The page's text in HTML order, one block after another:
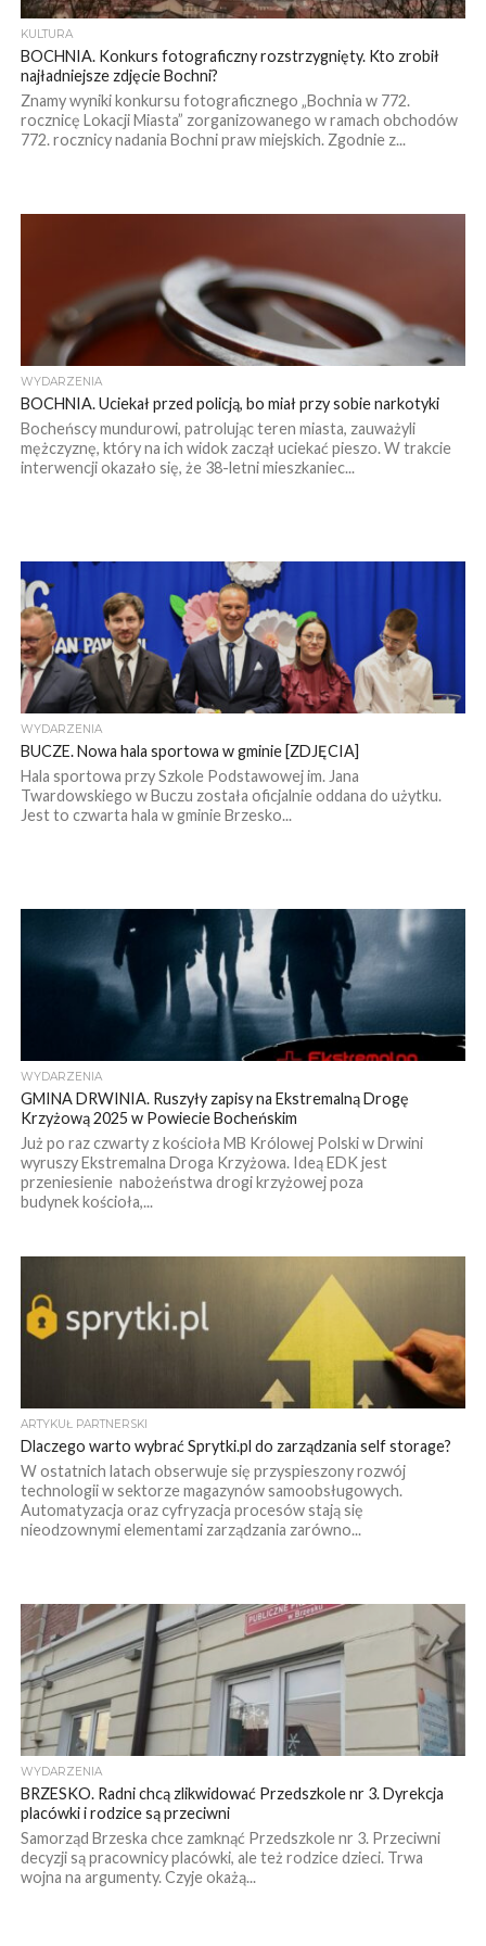
KULTURA
BOCHNIA. Konkurs fotograficzny rozstrzygnięty. Kto zrobił
najładniejsze zdjęcie Bochni?
Znamy wyniki konkursu fotograficznego „Bochnia w 772.
rocznicę Lokacji Miasta” zorganizowanego w ramach obchodów
772. rocznicy nadania Bochni praw miejskich. Zgodnie z...
WYDARZENIA
BOCHNIA. Uciekał przed policją, bo miał przy sobie narkotyki
Bocheńscy mundurowi, patrolując teren miasta, zauważyli
mężczyznę, który na ich widok zaczął uciekać pieszo. W trakcie
interwencji okazało się, że 38-letni mieszkaniec...
WYDARZENIA
BUCZE. Nowa hala sportowa w gminie [ZDJĘCIA]
Hala sportowa przy Szkole Podstawowej im. Jana
Twardowskiego w Buczu została oficjalnie oddana do użytku.
Jest to czwarta hala w gminie Brzesko...
WYDARZENIA
GMINA DRWINIA. Ruszyły zapisy na Ekstremalną Drogę
Krzyżową 2025 w Powiecie Bocheńskim
Już po raz czwarty z kościoła MB Królowej Polski w Drwini
wyruszy Ekstremalna Droga Krzyżowa. Ideą EDK jest
przeniesienie nabożeństwa drogi krzyżowej poza
budynek kościoła,...
ARTYKUŁ PARTNERSKI
Dlaczego warto wybrać Sprytki.pl do zarządzania self storage?
W ostatnich latach obserwuje się przyspieszony rozwój
technologii w sektorze magazynów samoobsługowych.
Automatyzacja oraz cyfryzacja procesów stają się
nieodzownymi elementami zarządzania zarówno...
WYDARZENIA
BRZESKO. Radni chcą zlikwidować Przedszkole nr 3. Dyrekcja
placówki i rodzice są przeciwni
Samorząd Brzeska chce zamknąć Przedszkole nr 3. Przeciwni
decyzji są pracownicy placówki, ale też rodzice dzieci. Trwa
wojna na argumenty. Czyje okażą...